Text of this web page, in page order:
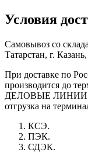
Условия
Самовывоз со
Татарстан, г.
При доставке по
производится до
ДЕЛОВЫЕ ЛИНИИ
отгрузка на
КСЭ.
ПЭК.
СДЭК.